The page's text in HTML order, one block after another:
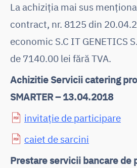
La achiziţia mai sus
contract, nr. 8125 din
economic S.C IT GENETICS
de 7140.00 lei fără TVA.
Achizitie Servicii catering
SMARTER – 13.04.2018
invitație de participare
caiet de sarcini
Prestare servicii bancare de